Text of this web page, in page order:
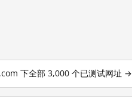
下全部 3,000 个已测试网址 →